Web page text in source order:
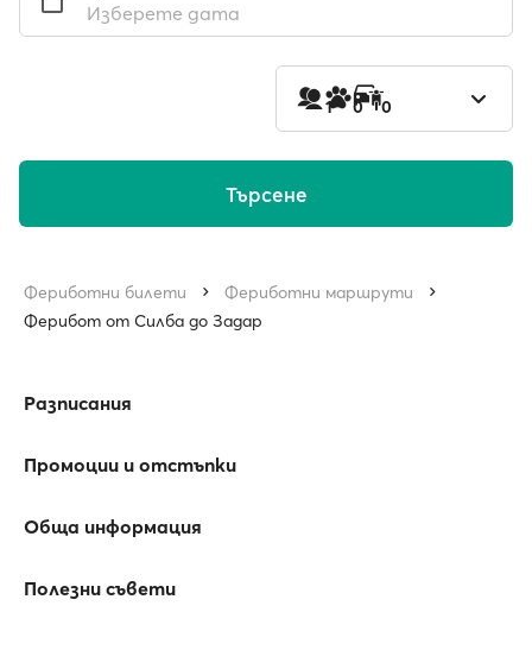
Изберете дата
1 0 0
Търсене
Фериботни билети
Фериботни маршрути
Ферибот от Силба до Задар
Разписания
Промоции и отстъпки
Обща информация
Полезни съвети